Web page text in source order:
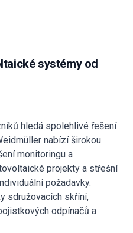
systémy od
hledá spolehlivé řešení
nabízí širokou
monitoringu a
projekty a střešní
požadavky.
sdružovacích skříní,
odpínačů a